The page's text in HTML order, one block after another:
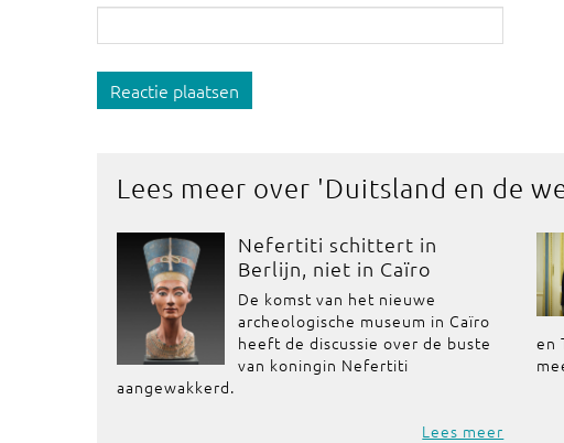
Reactie plaatsen
Lees meer over 'Duitsland en de
Nefertiti schittert in
Berlijn, niet in Caïro
De komst van het nieuwe
archeologische museum in Caïro
heeft de discussie over de buste
van koningin Nefertiti
aangewakkerd.
Lees meer
en